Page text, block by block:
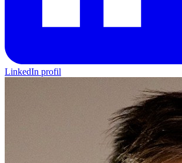
LinkedIn profil